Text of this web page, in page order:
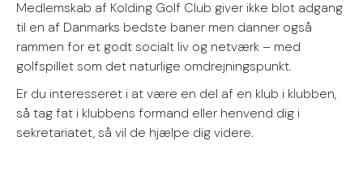
Medlemskab af Kolding Golf Club giver ikke blot adgang
til en af Danmarks bedste baner men danner også
rammen for et godt socialt liv og netværk – med
golfspillet som det naturlige omdrejningspunkt.
Er du interesseret i at være en del af en klub i klubben,
så tag fat i klubbens formand eller henvend dig i
sekretariatet, så vil de hjælpe dig videre.